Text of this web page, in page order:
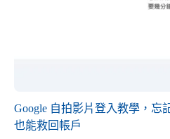
Google 自拍影片登入教學，忘
也能救回帳戶